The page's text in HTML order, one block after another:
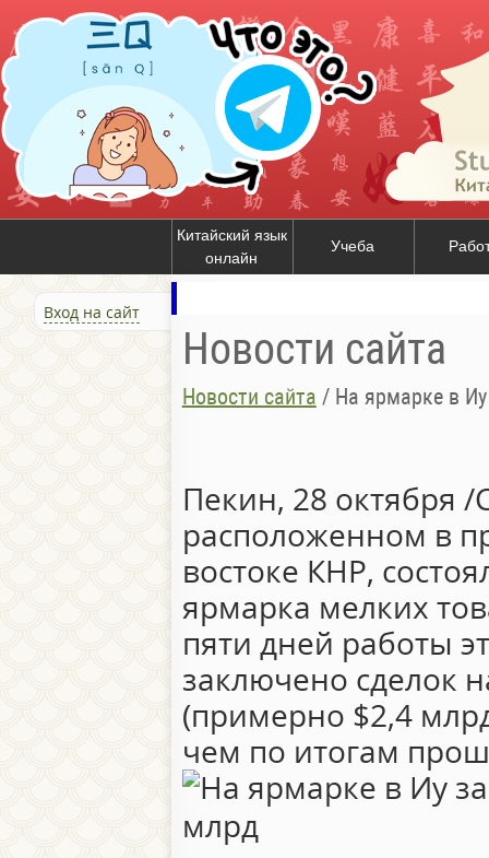
Китайский язык
онлайн
Учеба
Вход на сайт
Новости сайта
Новости сайта / На ярмарке в
Пекин, 28 октября /
расположенном в
востоке КНР,
ярмарка мелких
пяти дней работы
заключено сделок
(примерно $2,4
чем по итогам